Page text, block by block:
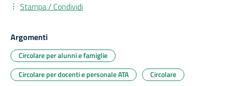
Stampa / Condividi
Argomenti
Circolare per alunni e famiglie
Circolare per docenti e personale ATA
Circolare